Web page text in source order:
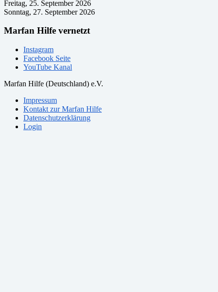
Freitag, 25. September 2026
Sonntag, 27. September 2026
Marfan Hilfe vernetzt
Instagram
Facebook Seite
YouTube Kanal
Marfan Hilfe (Deutschland) e.V.
Impressum
Kontakt zur Marfan Hilfe
Datenschutzerklärung
Login